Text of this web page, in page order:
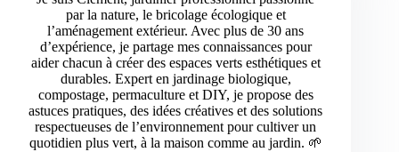
par la nature, le bricolage écologique et
l’aménagement extérieur. Avec plus de 30 ans
d’expérience, je partage mes connaissances pour
aider chacun à créer des espaces verts esthétiques et
durables. Expert en jardinage biologique,
compostage, permaculture et DIY, je propose des
astuces pratiques, des idées créatives et des solutions
respectueuses de l’environnement pour cultiver un
quotidien plus vert, à la maison comme au jardin. 🌱